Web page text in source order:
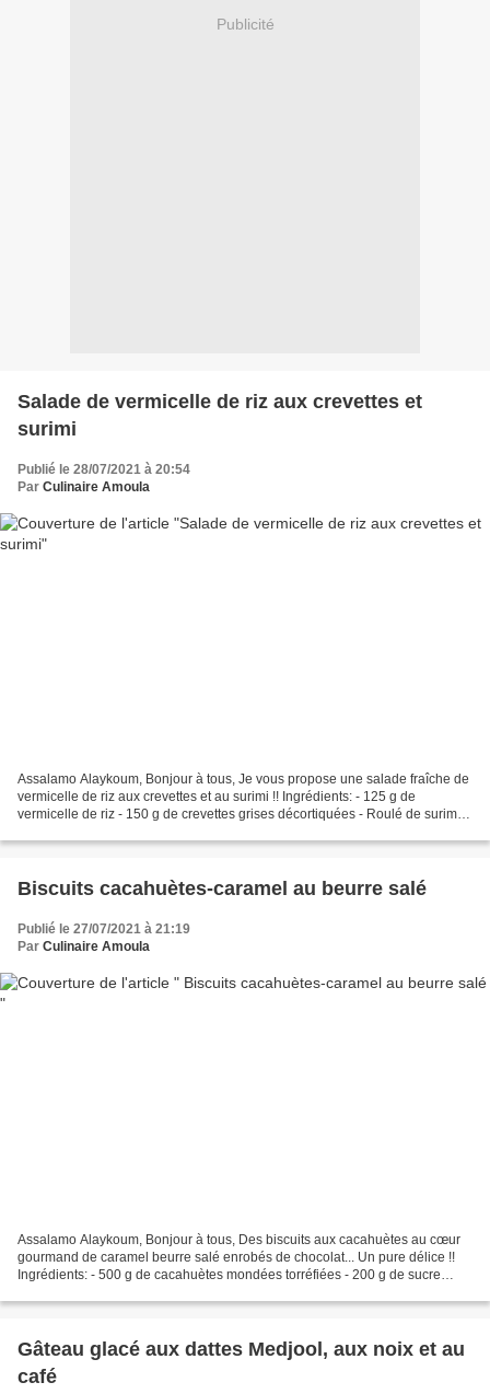
Publicité
Salade de vermicelle de riz aux crevettes et
surimi
Publié le 28/07/2021 à 20:54
Par Culinaire Amoula
Assalamo Alaykoum, Bonjour à tous, Je vous propose une salade fraîche de
vermicelle de riz aux crevettes et au surimi !! Ingrédients: - 125 g de
vermicelle de riz - 150 g de crevettes grises décortiquées - Roulé de surimi
Biscuits cacahuètes-caramel au beurre salé
Publié le 27/07/2021 à 21:19
Par Culinaire Amoula
Assalamo Alaykoum, Bonjour à tous, Des biscuits aux cacahuètes au cœur
gourmand de caramel beurre salé enrobés de chocolat... Un pure délice !!
Ingrédients: - 500 g de cacahuètes mondées torréfiées - 200 g de sucre
Gâteau glacé aux dattes Medjool, aux noix et au
café